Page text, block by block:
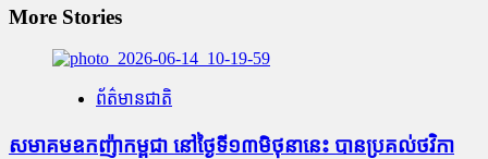
More Stories
ព័ត៌មានជាតិ
សមាគមឧកញ៉ាកម្ពុជា នៅថ្ងៃទី១៣មិថុនានេះ បានប្រគល់ថវិកា